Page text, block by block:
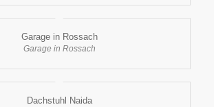
Garage in Rossach
Garage in Rossach
Dachstuhl Naida